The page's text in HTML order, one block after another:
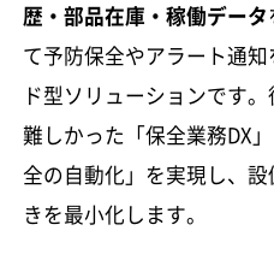
歴・部品在庫・稼働データ
て予防保全やアラート通
ド型ソリューションです
難しかった「保全業務DX
全の自動化」を実現し、
きを最小化します。